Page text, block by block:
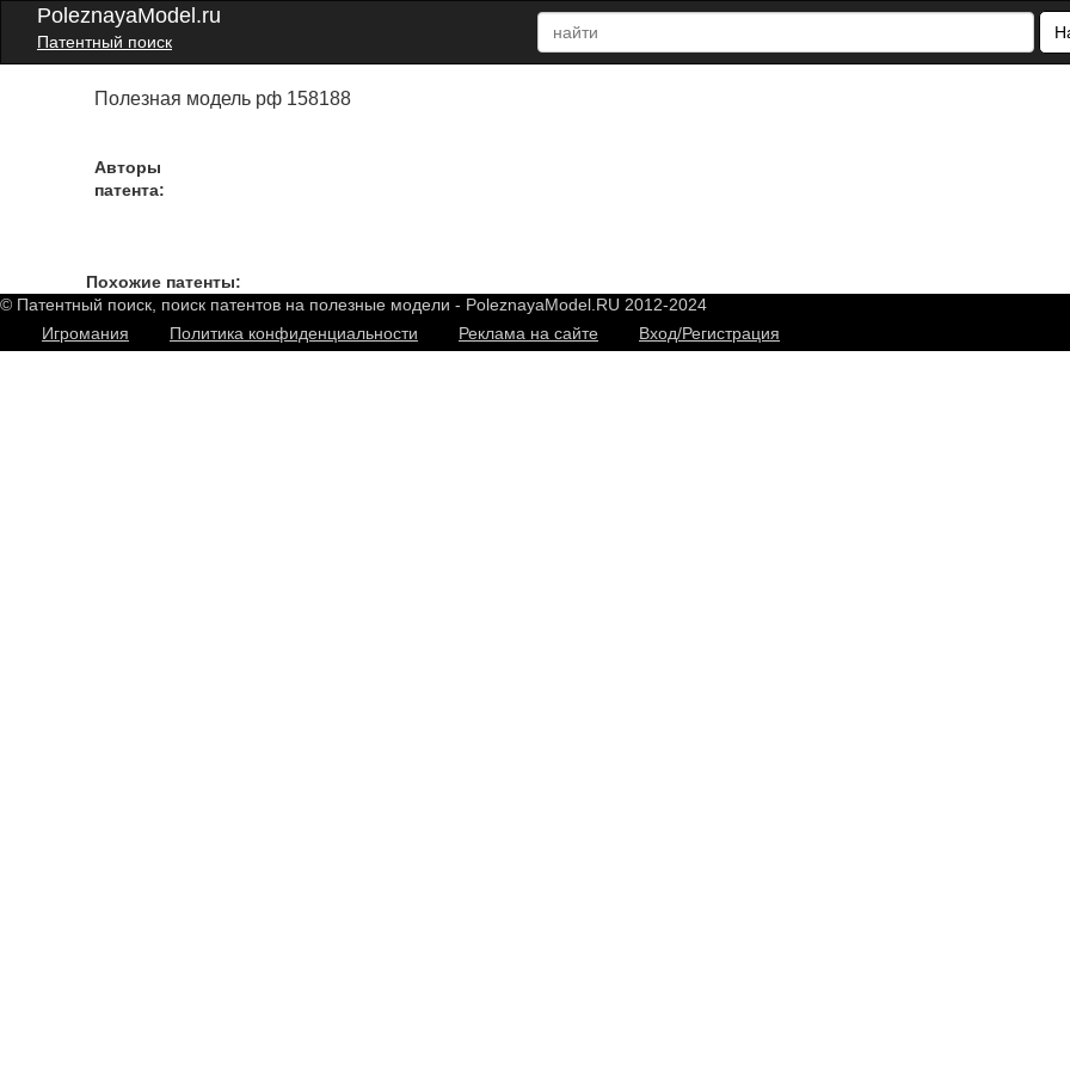
PoleznayaModel.ru
Патентный поиск
Полезная модель рф 158188
Авторы
патента:
Похожие патенты:
© Патентный поиск, поиск патентов на полезные модели - PoleznayaModel.RU 2012-2024
Игромания
Политика конфиденциальности Реклама на сайте Вход/Регистрация